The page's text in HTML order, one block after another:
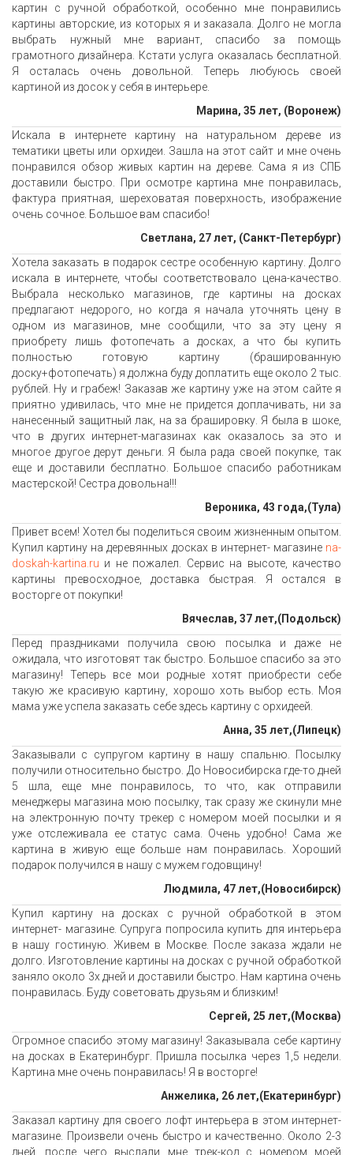
картин с ручной обработкой, особенно мне понравились
картины авторские, из которых я и заказала. Долго не могла
выбрать нужный мне вариант, спасибо за помощь
грамотного дизайнера. Кстати услуга оказалась бесплатной.
Я осталась очень довольной. Теперь любуюсь своей
картиной из досок у себя в интерьере.
Марина, 35 лет, (Воронеж)
Искала в интернете картину на натуральном дереве из
тематики цветы или орхидеи. Зашла на этот сайт и мне очень
понравился обзор живых картин на дереве. Сама я из СПБ
доставили быстро. При осмотре картина мне понравилась,
фактура приятная, шереховатая поверхность, изображение
очень сочное. Большое вам спасибо!
Светлана, 27 лет, (Санкт-Петербург)
Хотела заказать в подарок сестре особенную картину. Долго
искала в интернете, чтобы соответствовало цена-качество.
Выбрала несколько магазинов, где картины на досках
предлагают недорого, но когда я начала уточнять цену в
одном из магазинов, мне сообщили, что за эту цену я
приобрету лишь фотопечать а досках, а что бы купить
полностью готовую картину (брашированную
доску+фотопечать) я должна буду доплатить еще около 2 тыс.
рублей. Ну и грабеж! Заказав же картину уже на этом сайте я
приятно удивилась, что мне не придется доплачивать, ни за
нанесенный защитный лак, на за брашировку. Я была в шоке,
что в других интернет-магазинах как оказалось за это и
многое другое дерут деньги. Я была рада своей покупке, так
еще и доставили бесплатно. Большое спасибо работникам
мастерской! Сестра довольна!!!
Вероника, 43 года,(Тула)
Привет всем! Хотел бы поделиться своим жизненным опытом.
Купил картину на деревянных досках в интернет- магазине na-
doskah-kartina.ru и не пожалел. Сервис на высоте, качество
картины превосходное, доставка быстрая. Я остался в
восторге от покупки!
Вячеслав, 37 лет,(Подольск)
Перед праздниками получила свою посылка и даже не
ожидала, что изготовят так быстро. Большое спасибо за это
магазину! Теперь все мои родные хотят приобрести себе
такую же красивую картину, хорошо хоть выбор есть. Моя
мама уже успела заказать себе здесь картину с орхидеей.
Анна, 35 лет,(Липецк)
Заказывали с супругом картину в нашу спальню. Посылку
получили относительно быстро. До Новосибирска где-то дней
5 шла, еще мне понравилось, то что, как отправили
менеджеры магазина мою посылку, так сразу же скинули мне
на электронную почту трекер с номером моей посылки и я
уже отслеживала ее статус сама. Очень удобно! Сама же
картина в живую еще больше нам понравилась. Хороший
подарок получился в нашу с мужем годовщину!
Людмила, 47 лет,(Новосибирск)
Купил картину на досках с ручной обработкой в этом
интернет- магазине. Супруга попросила купить для интерьера
в нашу гостиную. Живем в Москве. После заказа ждали не
долго. Изготовление картины на досках с ручной обработкой
заняло около 3х дней и доставили быстро. Нам картина очень
понравилась. Буду советовать друзьям и близким!
Сергей, 25 лет,(Москва)
Огромное спасибо этому магазину! Заказывала себе картину
на досках в Екатеринбург. Пришла посылка через 1,5 недели.
Картина мне очень понравилась! Я в восторге!
Анжелика, 26 лет,(Екатеринбург)
Заказал картину для своего лофт интерьера в этом интернет-
магазине. Произвели очень быстро и качественно. Около 2-3
дней, после чего выслали мне трек-код с номером моей